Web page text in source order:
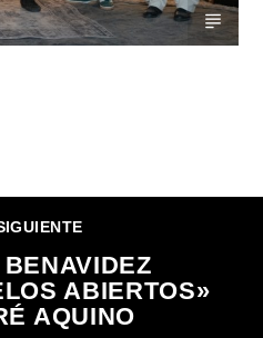
ABIERTOS»
AQUINO